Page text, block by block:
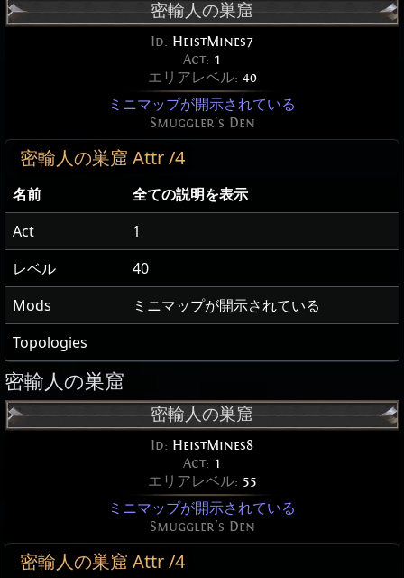
密輸人の巣窟
Id: HeistMines7
Act: 1
エリアレベル: 40
ミニマップが開示されている
Smuggler's Den
密輸人の巣窟 Attr /4
名前
全ての説明を表示
Act
1
レベル
40
Mods
ミニマップが開示されている
Topologies
密輸人の巣窟
密輸人の巣窟
Id: HeistMines8
Act: 1
エリアレベル: 55
ミニマップが開示されている
Smuggler's Den
密輸人の巣窟 Attr /4